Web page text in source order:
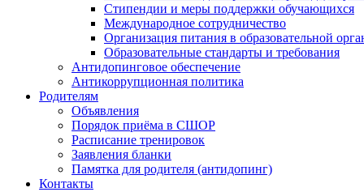
Стипендии и меры поддержки обучающихся
Международное сотрудничество
Организация питания в образовательной
Образовательные стандарты и требования
Антидопинговое обеспечение
Антикоррупционная политика
Родителям
Объявления
Порядок приёма в СШОР
Расписание тренировок
Заявления бланки
Памятка для родителя (антидопинг)
Контакты